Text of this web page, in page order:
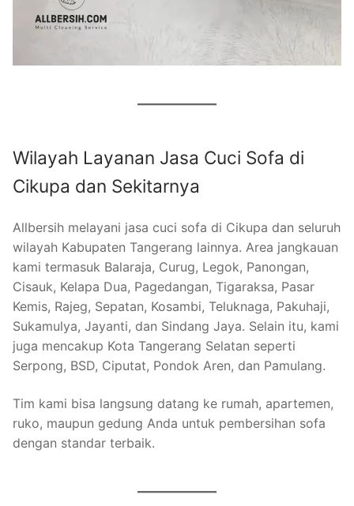
Wilayah Layanan Jasa Cuci Sofa di
Cikupa dan Sekitarnya
Allbersih melayani jasa cuci sofa di Cikupa dan seluruh
wilayah Kabupaten Tangerang lainnya. Area jangkauan
kami termasuk Balaraja, Curug, Legok, Panongan,
Cisauk, Kelapa Dua, Pagedangan, Tigaraksa, Pasar
Kemis, Rajeg, Sepatan, Kosambi, Teluknaga, Pakuhaji,
Sukamulya, Jayanti, dan Sindang Jaya. Selain itu, kami
juga mencakup Kota Tangerang Selatan seperti
Serpong, BSD, Ciputat, Pondok Aren, dan Pamulang.
Tim kami bisa langsung datang ke rumah, apartemen,
ruko, maupun gedung Anda untuk pembersihan sofa
dengan standar terbaik.